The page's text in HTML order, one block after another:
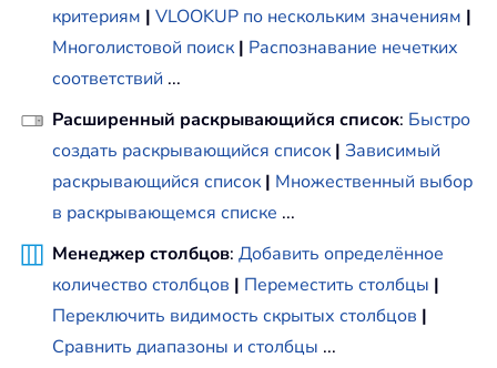
критериям | VLOOKUP по нескольким значениям |
Многолистовой поиск | Распознавание нечетких
соответствий ...
Расширенный раскрывающийся список: Быстро
создать раскрывающийся список | Зависимый
раскрывающийся список | Множественный выбор
в раскрывающемся списке ...
Менеджер столбцов: Добавить определённое
количество столбцов | Переместить столбцы |
Переключить видимость скрытых столбцов |
Сравнить диапазоны и столбцы ...